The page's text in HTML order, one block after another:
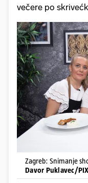
večere po
Zagreb: Snimanje
Davor Puklavec/